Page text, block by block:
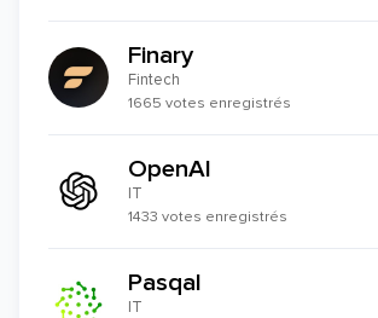
Finary
Fintech
1665 votes enregistrés
OpenAI
IT
1433 votes enregistrés
Pasqal
IT